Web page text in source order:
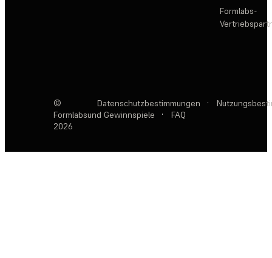
Formlabs-
©
Formlabs
2026
Datenschutzbestimmungen ·
und Gewinnspiele
· FAQ